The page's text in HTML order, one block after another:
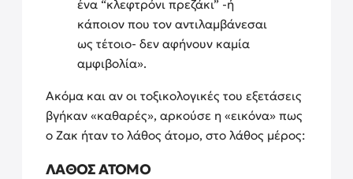
ένα “κλεφτρόνι πρεζάκι” -ή
κάποιον που τον αντιλαμβάνεσαι
ως τέτοιο- δεν αφήνουν καμία
αμφιβολία».
Ακόμα και αν οι τοξικολογικές του εξετάσεις
βγήκαν «καθαρές», αρκούσε η «εικόνα» πως
ο Ζακ ήταν το λάθος άτομο, στο λάθος μέρος:
ΛΑΘΟΣ ΑΤΟΜΟ